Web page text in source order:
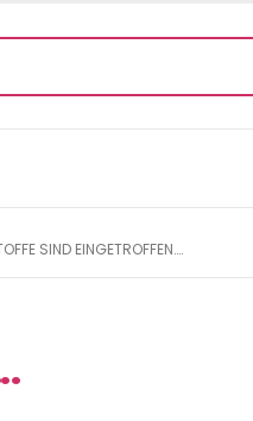
SIND EINGETROFFEN….